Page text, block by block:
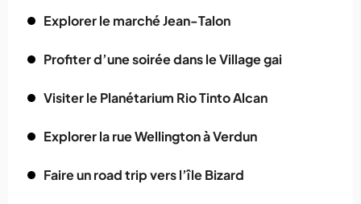
Explorer le marché Jean-Talon
Profiter d’une soirée dans le Village gai
Visiter le Planétarium Rio Tinto Alcan
Explorer la rue Wellington à Verdun
Faire un road trip vers l’île Bizard